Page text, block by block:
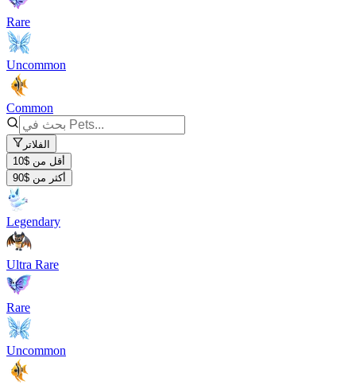
Rare
Uncommon
Common
الفلاتر
أقل من $10
أكثر من $90
Legendary
Ultra Rare
Rare
Uncommon